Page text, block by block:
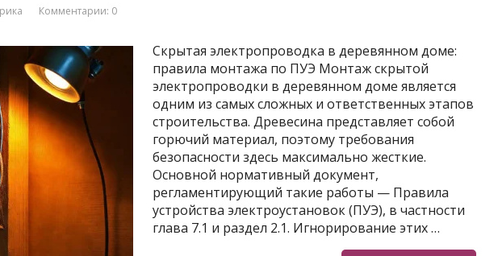
Комментарии: 0
Скрытая электропроводка в деревянном доме:
правила монтажа по ПУЭ Монтаж скрытой
электропроводки в деревянном доме является
одним из самых сложных и ответственных этапов
строительства. Древесина представляет собой
горючий материал, поэтому требования
безопасности здесь максимально жесткие.
Основной нормативный документ,
регламентирующий такие работы — Правила
устройства электроустановок (ПУЭ), в частности
глава 7.1 и раздел 2.1. Игнорирование этих …